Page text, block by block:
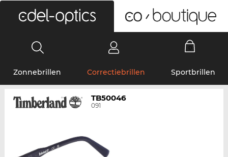
Zonnebrillen Correctiebrillen Sportbrillen
TB50046
091